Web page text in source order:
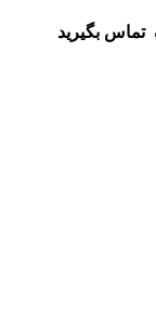
تماس بگیرید